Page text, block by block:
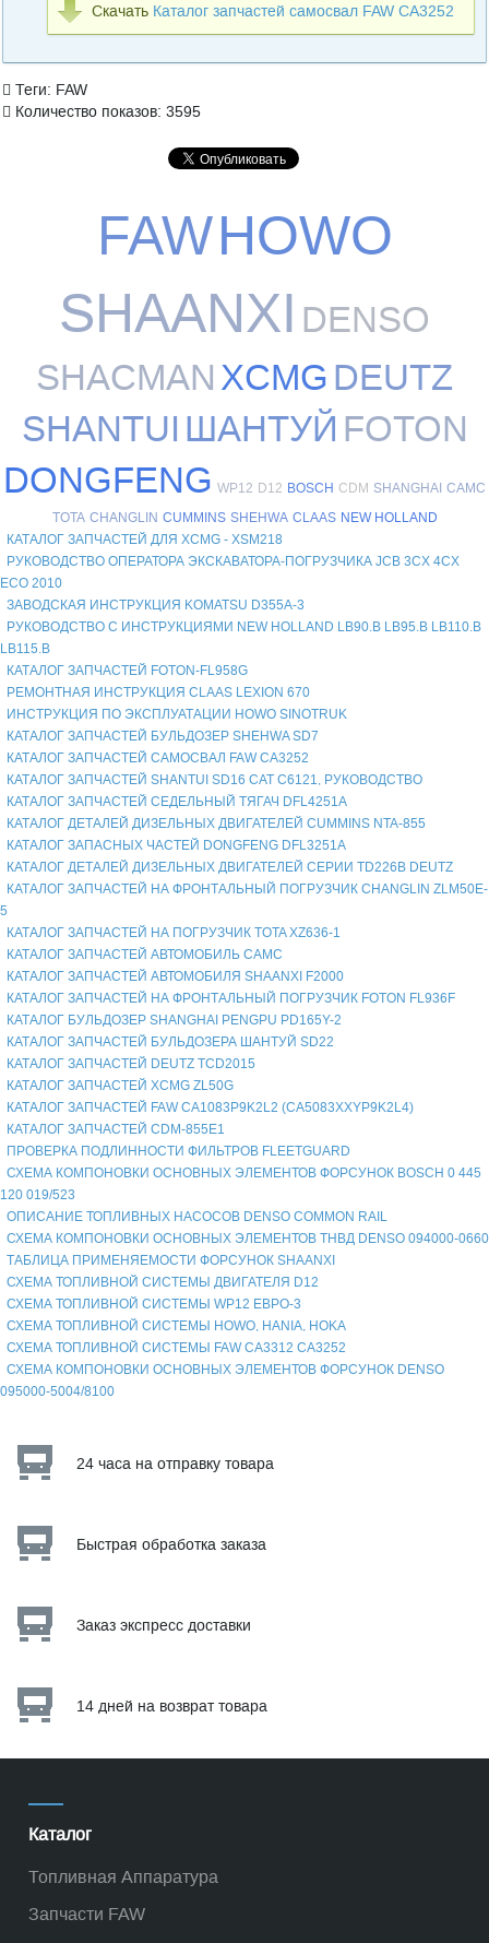
Скачать Каталог запчастей самосвал FAW СА3252
Теги: FAW
Количество показов: 3595
FAWHOWO
SHAANXI DENSO
SHACMANXCMGDEUTZ
SHANTUI ШАНТУЙ FOTON
DONGFENG WP12 D12 BOSCH CDM SHANGHAI CAMC
TOTA CHANGLIN CUMMINS SHEHWA CLAAS NEW HOLLAND
КАТАЛОГ ЗАПЧАСТЕЙ ДЛЯ XCMG - XSM218
РУКОВОДСТВО ОПЕРАТОРА ЭКСКАВАТОРА-ПОГРУЗЧИКА JCB 3CX 4CX
ECO 2010
ЗАВОДСКАЯ ИНСТРУКЦИЯ KOMATSU D355A-3
РУКОВОДСТВО С ИНСТРУКЦИЯМИ NEW HOLLAND LB90.B LB95.B LB110.B
LB115.B
КАТАЛОГ ЗАПЧАСТЕЙ FOTON-FL958G
РЕМОНТНАЯ ИНСТРУКЦИЯ CLAAS LEXION 670
ИНСТРУКЦИЯ ПО ЭКСПЛУАТАЦИИ HOWO SINOTRUK
КАТАЛОГ ЗАПЧАСТЕЙ БУЛЬДОЗЕР SHEHWA SD7
КАТАЛОГ ЗАПЧАСТЕЙ САМОСВАЛ FAW СА3252
КАТАЛОГ ЗАПЧАСТЕЙ SHANTUI SD16 CAT C6121, РУКОВОДСТВО
КАТАЛОГ ЗАПЧАСТЕЙ СЕДЕЛЬНЫЙ ТЯГАЧ DFL4251A
КАТАЛОГ ДЕТАЛЕЙ ДИЗЕЛЬНЫХ ДВИГАТЕЛЕЙ CUMMINS NTA-855
КАТАЛОГ ЗАПАСНЫХ ЧАСТЕЙ DONGFENG DFL3251A
КАТАЛОГ ДЕТАЛЕЙ ДИЗЕЛЬНЫХ ДВИГАТЕЛЕЙ СЕРИИ TD226B DEUTZ
КАТАЛОГ ЗАПЧАСТЕЙ НА ФРОНТАЛЬНЫЙ ПОГРУЗЧИК CHANGLIN ZLM50E-
5
КАТАЛОГ ЗАПЧАСТЕЙ НА ПОГРУЗЧИК TOTA XZ636-1
КАТАЛОГ ЗАПЧАСТЕЙ АВТОМОБИЛЬ CAMC
КАТАЛОГ ЗАПЧАСТЕЙ АВТОМОБИЛЯ SHAANXI F2000
КАТАЛОГ ЗАПЧАСТЕЙ НА ФРОНТАЛЬНЫЙ ПОГРУЗЧИК FOTON FL936F
КАТАЛОГ БУЛЬДОЗЕР SHANGHAI PENGPU PD165Y-2
КАТАЛОГ ЗАПЧАСТЕЙ БУЛЬДОЗЕРА ШАНТУЙ SD22
КАТАЛОГ ЗАПЧАСТЕЙ DEUTZ TCD2015
КАТАЛОГ ЗАПЧАСТЕЙ XCMG ZL50G
КАТАЛОГ ЗАПЧАСТЕЙ FAW CA1083P9K2L2 (CA5083XXYP9K2L4)
КАТАЛОГ ЗАПЧАСТЕЙ CDM-855E1
ПРОВЕРКА ПОДЛИННОСТИ ФИЛЬТРОВ FLEETGUARD
СХЕМА КОМПОНОВКИ ОСНОВНЫХ ЭЛЕМЕНТОВ ФОРСУНОК BOSCH 0 445
120 019/523
ОПИСАНИЕ ТОПЛИВНЫХ НАСОСОВ DENSO COMMON RAIL
СХЕМА КОМПОНОВКИ ОСНОВНЫХ ЭЛЕМЕНТОВ ТНВД DENSO 094000-0660
ТАБЛИЦА ПРИМЕНЯЕМОСТИ ФОРСУНОК SHAANXI
СХЕМА ТОПЛИВНОЙ СИСТЕМЫ ДВИГАТЕЛЯ D12
СХЕМА ТОПЛИВНОЙ СИСТЕМЫ WP12 ЕВРО-3
СХЕМА ТОПЛИВНОЙ СИСТЕМЫ HOWO, HANIA, HOKA
СХЕМА ТОПЛИВНОЙ СИСТЕМЫ FAW CA3312 CA3252
СХЕМА КОМПОНОВКИ ОСНОВНЫХ ЭЛЕМЕНТОВ ФОРСУНОК DENSO
095000-5004/8100
24 часа на отправку товара
Быстрая обработка заказа
Заказ экспресс доставки
14 дней на возврат товара
Каталог
Топливная Аппаратура
Запчасти FAW